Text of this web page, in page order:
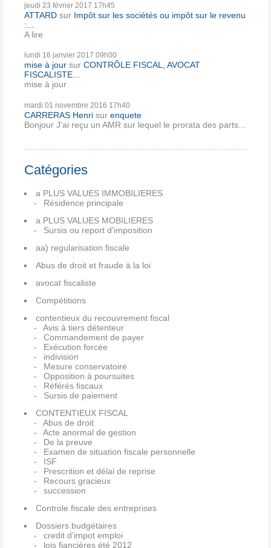
jeudi 23 février 2017 17h45
ATTARD sur Impôt sur les sociétés ou impôt sur le revenu
:...
A lire
lundi 16 janvier 2017 09h00
mise à jour sur CONTRÔLE FISCAL, AVOCAT
FISCALISTE...
mise à jour
mardi 01 novembre 2016 17h40
CARRERAS Henri sur enquete
Bonjour J'ai reçu un AMR sur lequel le prorata des parts...
Catégories
a PLUS VALUES IMMOBILIERES
Résidence principale
a PLUS VALUES MOBILIERES
Sursis ou report d'imposition
aa) regularisation fiscale
Abus de droit et fraude à la loi
avocat fiscaliste
Compétitions
contentieux du recouvrement fiscal
Avis à tiers détenteur
Commandement de payer
Exécution forcée
indivision
Mesure conservatoire
Opposition à poursuites
Référés fiscaux
Sursis de paiement
CONTENTIEUX FISCAL
Abus de droit
Acte anormal de gestion
De la preuve
Examen de situation fiscale personnelle
ISF
Prescrition et délai de reprise
Recours gracieux
succession
Controle fiscale des entreprises
Dossiers budgétaires
credit d'impot emploi
lois fiancières été 2012